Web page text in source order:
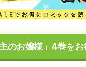
のお嬢様」4巻をお